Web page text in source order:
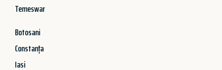
Temeswar
Botosani
Constanța
Iasi